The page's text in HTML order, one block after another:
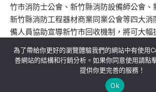
竹市消防士公會、新竹縣消防設備師公會、
新竹縣消防工程器材商業同業公會等四大消
備人員協助宣導新竹市回收機制，將可大幅
關於我們 隱私權政策 聯絡
為了帶給你更好的瀏覽體驗我們的網站中有使用
善網站的結構和行銷分析。如果你同意使用請點
提供你更完善的服務！
Ok